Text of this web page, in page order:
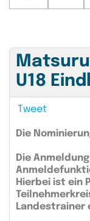
U18
Tweet
Die
Die
Hierbei ist ein
Landestrainer